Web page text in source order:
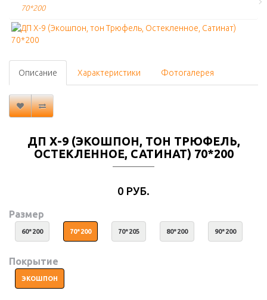
70*200
Описание Характеристики Фотогалерея
ДП Х-9 (ЭКОШПОН, ТОН ТРЮФЕЛЬ,
ОСТЕКЛЕННОЕ, САТИНАТ) 70*200
0 РУБ.
Размер
60*200 70*200 70*205 80*200 90*200
Покрытие
ЭКОШПОН